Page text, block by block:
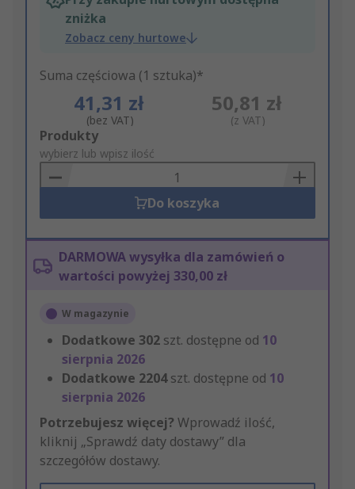
zniżka
Zobacz ceny hurtowe
Suma częściowa (1 sztuka)*
41,31 zł
(bez VAT)
50,81 zł
(z VAT)
Add
to
Basket
Produkty
wybierz lub wpisz ilość
Do koszyka
DARMOWA wysyłka dla zamówień o
wartości powyżej 330,00 zł
W magazynie
Dodatkowe 302 szt. dostępne od 10
sierpnia 2026
Dodatkowe 2204szt. dostępne od 10
sierpnia 2026
Potrzebujesz więcej? Wprowadź ilość,
kliknij „Sprawdź daty dostawy” dla
szczegółów dostawy.